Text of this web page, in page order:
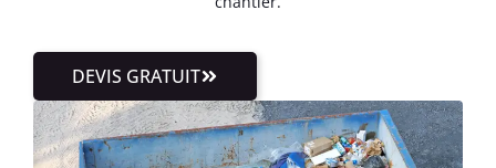
DEVIS GRATUIT